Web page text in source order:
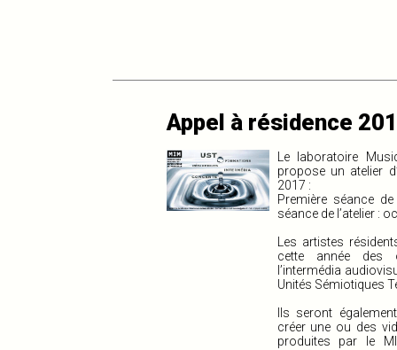
Appel à résidence
Le laboratoire
propose un atelier
2017 :
Première séance
séance de l’atelier :
Les artistes
cette année des
l’intermédia
Unités Sémiotiques
Ils seront
créer une ou des
produites par le